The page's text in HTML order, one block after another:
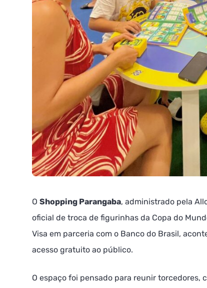
O Shopping Parangaba, administrado pela
oficial de troca de figurinhas da Copa do
Visa em parceria com o Banco do Brasil,
acesso gratuito ao público.
O espaço foi pensado para reunir torcedores,